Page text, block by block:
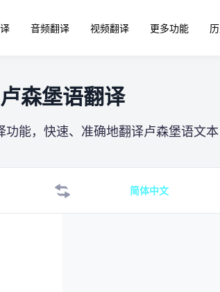
音频翻译 视频翻译 更多功能
卢森堡语翻译
功能，快速、准确地翻译卢森堡语文本
简体中文